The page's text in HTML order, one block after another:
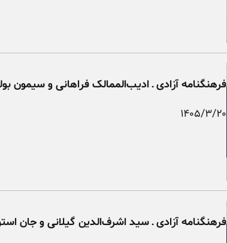
فرهنگنامه آزادی ـ ادیب‌الممالک فراهانی و سیمون
۱۴۰۵/۳/۲۰
فرهنگنامه آزادی ـ سید اشرف‌الدین گیلانی و جان